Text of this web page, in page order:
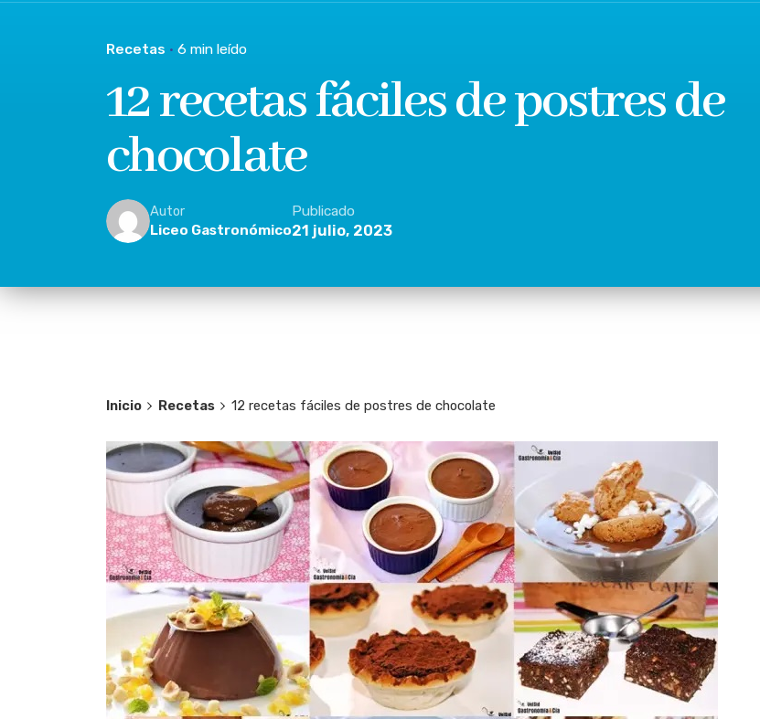
Recetas 6 min leído
12 recetas fáciles de postres de
chocolate
Autor
Liceo Gastronómico
Publicado
21 julio, 2023
Inicio Recetas 12 recetas fáciles de postres de chocolate